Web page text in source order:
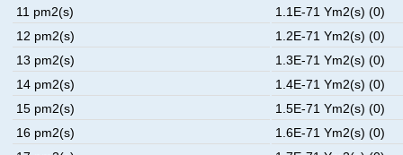
11 pm2(s)
1.1E-71 Ym2(s) (0)
12 pm2(s)
1.2E-71 Ym2(s) (0)
13 pm2(s)
1.3E-71 Ym2(s) (0)
14 pm2(s)
1.4E-71 Ym2(s) (0)
15 pm2(s)
1.5E-71 Ym2(s) (0)
16 pm2(s)
1.6E-71 Ym2(s) (0)